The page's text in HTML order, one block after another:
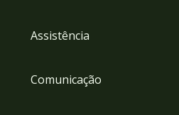
Assistência
Comunicação